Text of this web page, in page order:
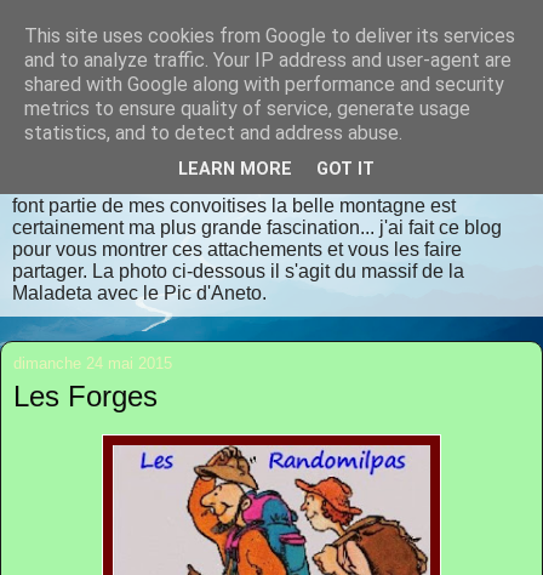
randomilpas
Je m'appelle Jean Pierre, je vis en Dordogne. J'aime la
randonnée, les lieux insolites, les contrées oubliées, les
endroits bien authentiques qui respectent dame nature avec
font partie de mes convoitises la belle montagne est
certainement ma plus grande fascination... j'ai fait ce blog
pour vous montrer ces attachements et vous les faire
partager. La photo ci-dessous il s'agit du massif de la
Maladeta avec le Pic d'Aneto.
dimanche 24 mai 2015
Les Forges
This site uses cookies from Google to deliver its services
and to analyze traffic. Your IP address and user-agent are
shared with Google along with performance and security
metrics to ensure quality of service, generate usage
statistics, and to detect and address abuse.
LEARN MORE GOT IT